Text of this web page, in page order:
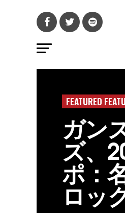
FEATURED
ガン
ズ、
ポ：
ロッ